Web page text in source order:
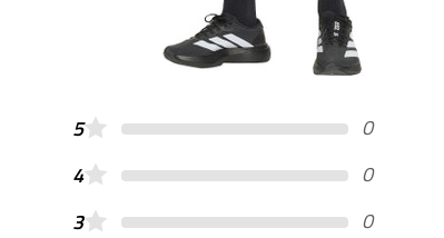
5
0
4
0
3
0